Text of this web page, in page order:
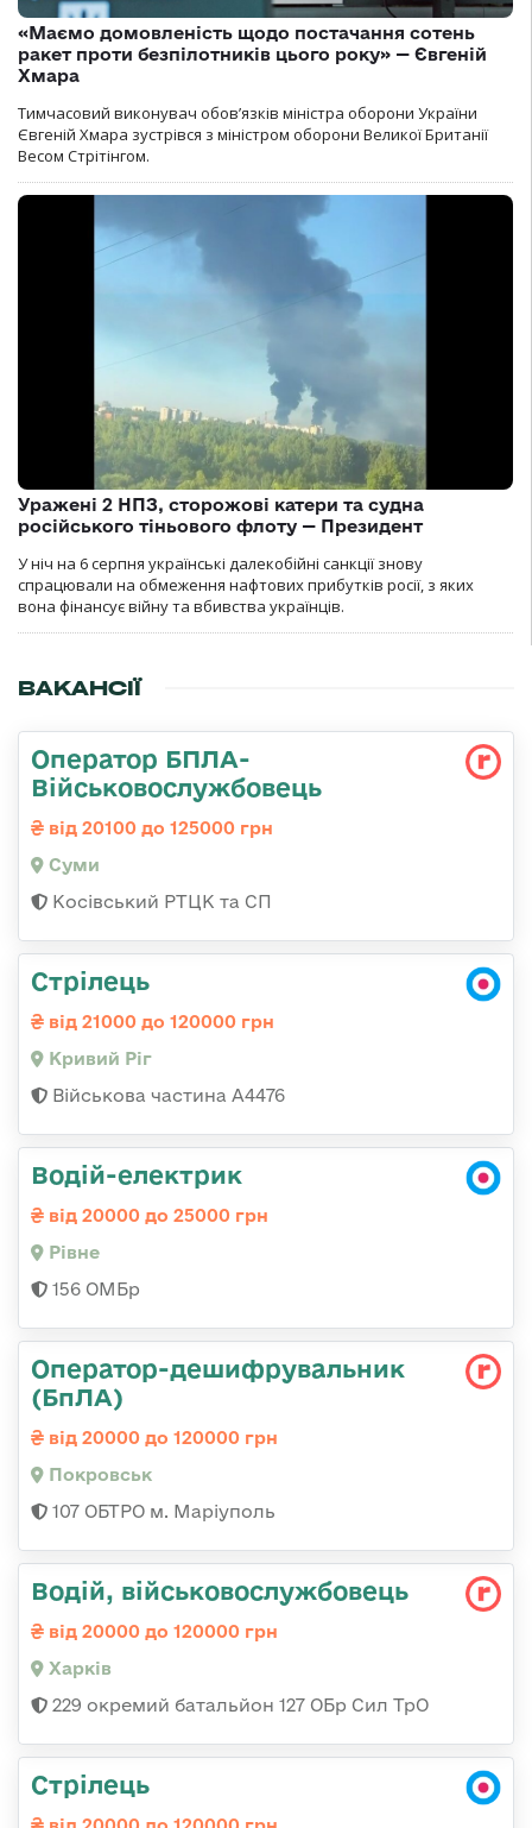
«Маємо домовленість щодо постачання сотень
ракет проти безпілотників цього року» — Євгеній
Хмара
Тимчасовий виконувач обов’язків міністра оборони України
Євгеній Хмара зустрівся з міністром оборони Великої Британії
Весом Стрітінгом.
Уражені 2 НПЗ, сторожові катери та судна
російського тіньового флоту — Президент
У ніч на 6 серпня українські далекобійні санкції знову
спрацювали на обмеження нафтових прибутків росії, з яких
вона фінансує війну та вбивства українців.
ВАКАНСІЇ
Оператор БПЛА-
Військовослужбовець
від 20100 до 125000 грн
Суми
Косівський РТЦК та СП
Стрілець
від 21000 до 120000 грн
Кривий Ріг
Військова частина А4476
Водій-електрик
від 20000 до 25000 грн
Рівне
156 ОМБр
Оператор-дешифрувальник
(БпЛА)
від 20000 до 120000 грн
Покровськ
107 ОБТРО м. Маріуполь
Водій, військовослужбовець
від 20000 до 120000 грн
Харків
229 окремий батальйон 127 ОБр Сил ТрО
Стрілець